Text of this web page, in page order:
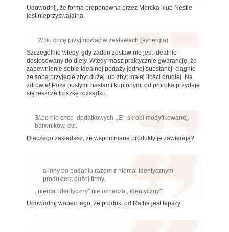
Udowodnij, że forma proponowna przez Mercka i/lub Nestle
jest nieprzyswajalna.
2/.bo chcę przyjmować w zestawach (synergia)
Szczególnie wtedy, gdy żaden zestaw nie jest idealnie
dostosowany do diety. Wtedy masz praktycznie gwarancję, że
zapewnienie sobie idealnej podaży jednej substancji ciągnie
ze sobą przyjęcie zbyt dużej lub zbyt małej ilości drugiej. Na
zdrowie! Poza pustymi hasłami kupionymi od proroka przydaje
się jeszcze troszkę rozsądku.
3/.bo nie chcę dodatkowych ,,E", skrobi modyfikowanej,
barwników, etc.
Dlaczego zakładasz, że wspomniane produkty je zawierają?
a inny po podaniu razem z niemal identycznym
produktem dużej firmy.
,,niemal identyczny" nie oznacza ,,identyczny".
Udowodnij wobec tego, że produkt od Ratha jest lepszy.